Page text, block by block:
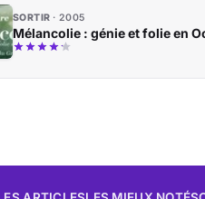
SORTIR 2005
Mélancolie : génie et folie en